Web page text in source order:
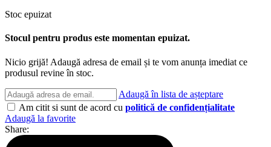
Stoc epuizat
Stocul pentru produs este momentan epuizat.
Nicio grijă! Adaugă adresa de email și te vom anunța imediat ce
produsul revine în stoc.
Adaugă în lista de așteptare
Am citit si sunt de acord cu politică de confidențialitate
Adaugă la favorite
Share: